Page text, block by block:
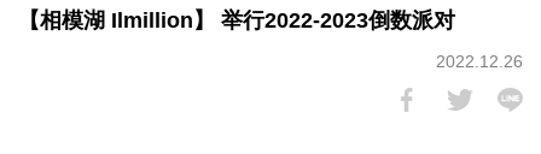
【相模湖 Ilmillion】 举行2022-2023倒数派对
2022.12.26